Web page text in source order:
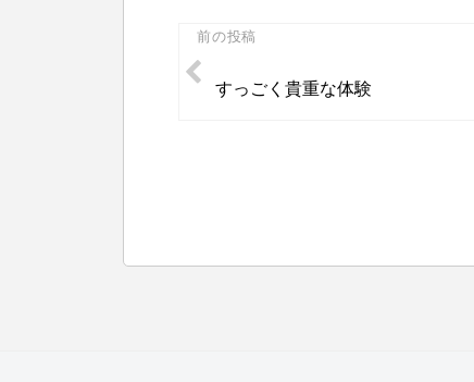
投
稿
前の投稿
すっごく貴重な体験